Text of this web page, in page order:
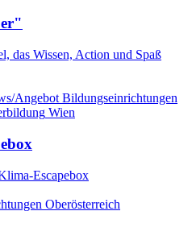
das Wissen, Action und Spaß
Angebot Bildungseinrichtungen
Wien
Escapebox
Oberösterreich